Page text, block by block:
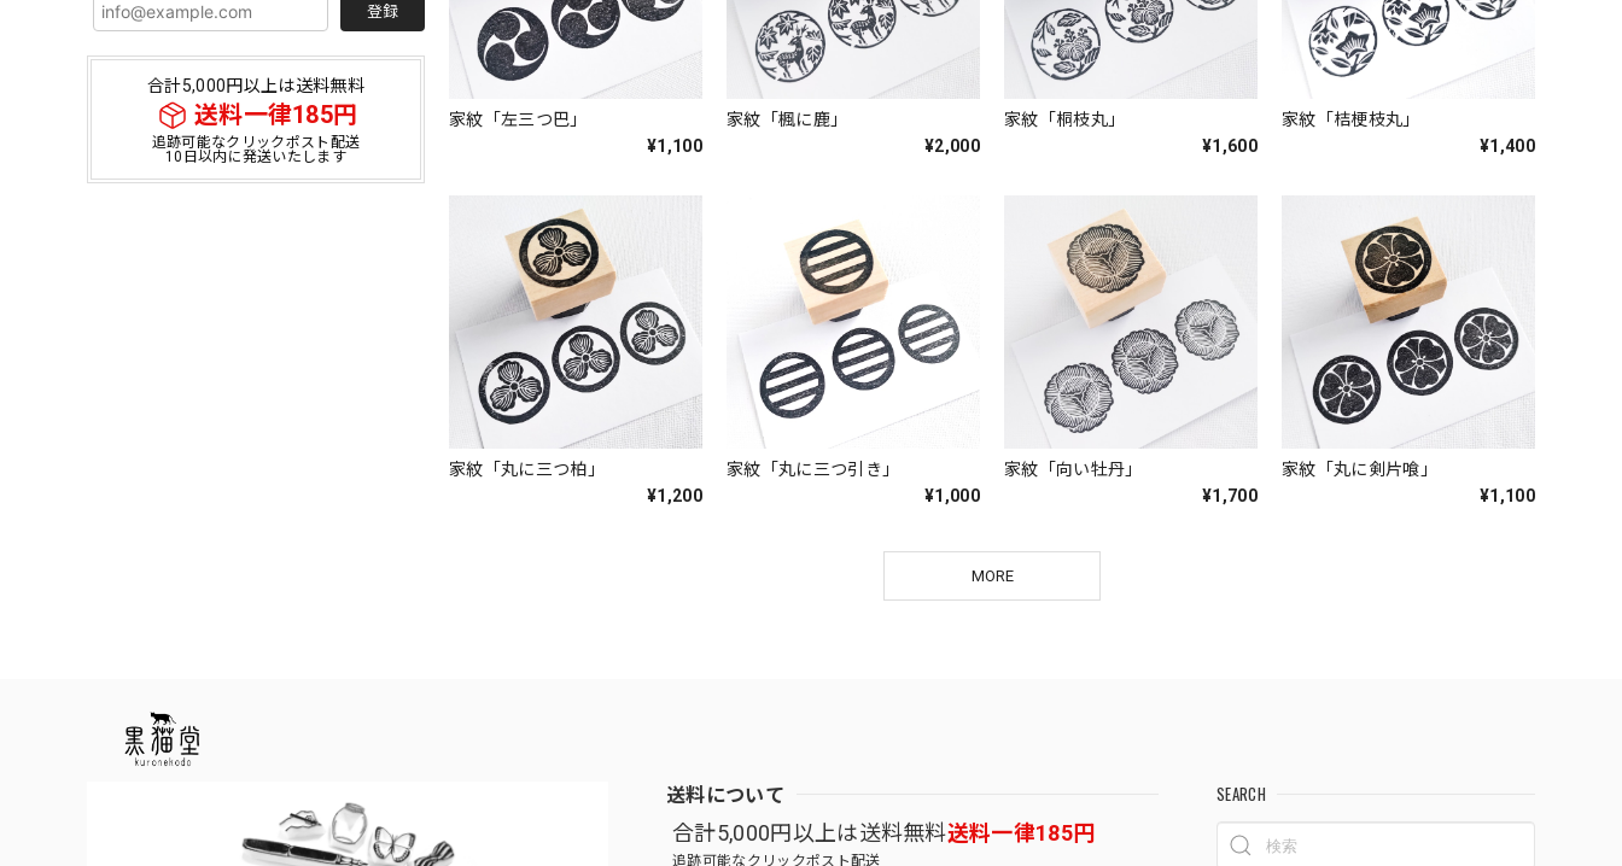
登録
合計5,000円以上は送料無料
送料一律185円
追跡可能なクリックポスト配送
10日以内に発送いたします
家紋「左三つ巴」
¥1,100
家紋「楓に鹿」
¥2,000
家紋「桐枝丸」
¥1,600
家紋「桔梗枝丸」
¥1,400
家紋「丸に三つ柏」
¥1,200
家紋「丸に三つ引き」
¥1,000
家紋「向い牡丹」
¥1,700
家紋「丸に剣片喰」
¥1,100
MORE
送料について
合計5,000円以上は送料無料送料一律185円
追跡可能なクリックポスト配送
SEARCH